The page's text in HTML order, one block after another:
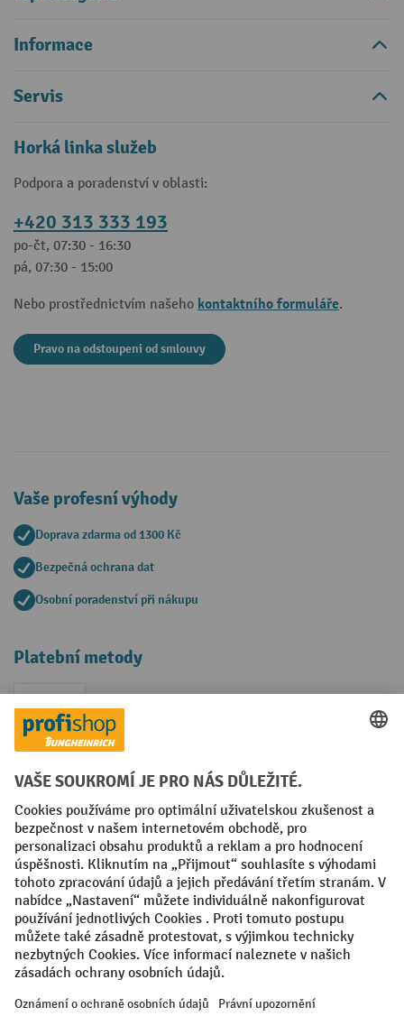
Informace
Servis
Horká linka služeb
Podpora a poradenství v oblasti:
+420 313 333 193
po-čt, 07:30 - 16:30
pá, 07:30 - 15:00
Nebo prostřednictvím našeho kontaktního formuláře.
Pravo na odstoupeni od smlouvy
Vaše profesní výhody
Doprava zdarma od 1300 Kč
Bezpečná ochrana dat
Osobní poradenství při nákupu
Platební metody
Faktura
Sociální sítě
Facebook
YouTubeLinkedIn
VODP Otisk
Prohlášení o ochraně osobních údajů
Nastavení ochrany osobních údajů
All prices excl. VAT plusshipping costsand possible delivery charges,